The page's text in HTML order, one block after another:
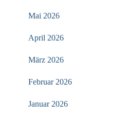
Mai 2026
April 2026
März 2026
Februar 2026
Januar 2026